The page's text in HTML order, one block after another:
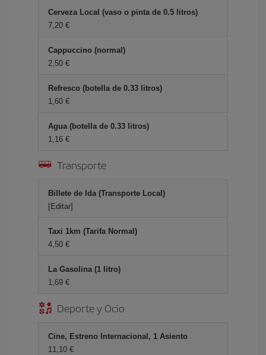
Cerveza Local (vaso o pinta de 0.5 litros)
7,20 €
Cappuccino (normal)
2,50 €
Refresco (botella de 0.33 litros)
1,60 €
Agua (botella de 0.33 litros)
1,16 €
Transporte
Billete de Ida (Transporte Local)
[Editar]
Taxi 1km (Tarifa Normal)
4,50 €
La Gasolina (1 litro)
1,69 €
Deporte y Ocio
Cine, Estreno Internacional, 1 Asiento
11,10 €